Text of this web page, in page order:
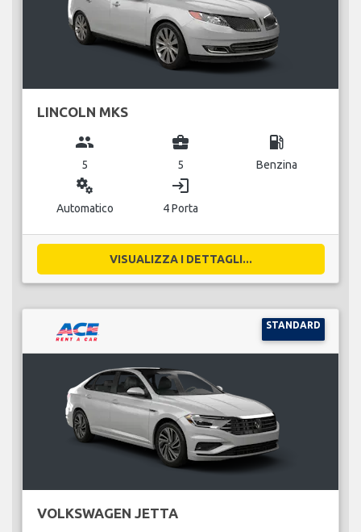
LINCOLN MKS
group
5
business_center
5
local_gas_station
Benzina
miscellaneous_services
Automatico
login
4 Porta
VISUALIZZA I DETTAGLI...
STANDARD
VOLKSWAGEN JETTA